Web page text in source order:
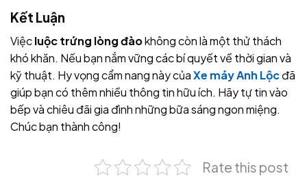
Kết Luận
Việcluộc trứng lòng đàokhông còn là một thử thách
khó khăn. Nếu bạn nắm vững các bí quyết về thời gian và
kỹ thuật. Hy vọng cẩm nang này củaXe máy Anh Lộcđã
giúp bạn có thêm nhiều thông tin hữu ích. Hãy tự tin vào
bếp và chiêu đãi gia đình những bữa sáng ngon miệng.
Chúc bạn thành công!
Rate this post